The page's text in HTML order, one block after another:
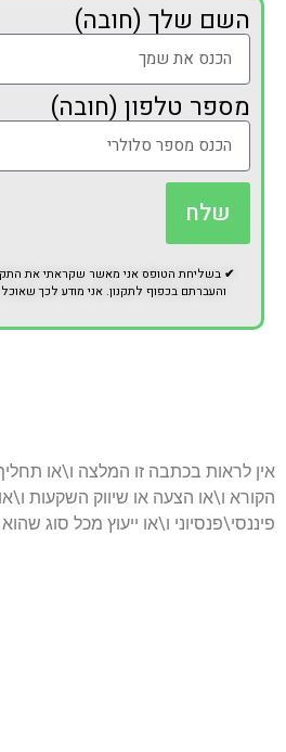
השם שלך (חובה)
מספר טלפון (חובה)
שלח
✔ בשליחת הטופס אני מאשר שקראתי את
והעברתם בכפוף לתקנון. אני מודע לכך
אין לראות בכתבה זו המלצה ו\או
הקורא ו\או הצעה או שיווק השקעות ו\או
פיננסי\פנסיוני ו\או ייעוץ מכל סוג שהוא